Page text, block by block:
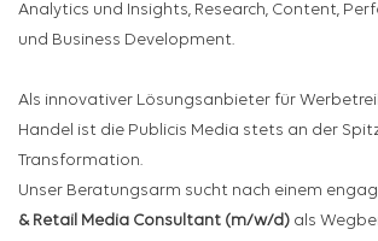
Analytics und Insights, Research, Content,
und Business Development.
Als innovativer Lösungsanbieter für
Handel ist die Publicis Media stets an der
Transformation.
Unser Beratungsarm sucht nach einem
& Retail Media Consultant (m/w/d) als